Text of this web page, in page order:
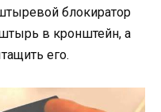
блокиратор
в кронштейн, а
его.